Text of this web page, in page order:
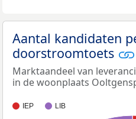
Aantal kandidaten
doorstroomtoets
Marktaandeel van
in de woonplaats
IEP LIB